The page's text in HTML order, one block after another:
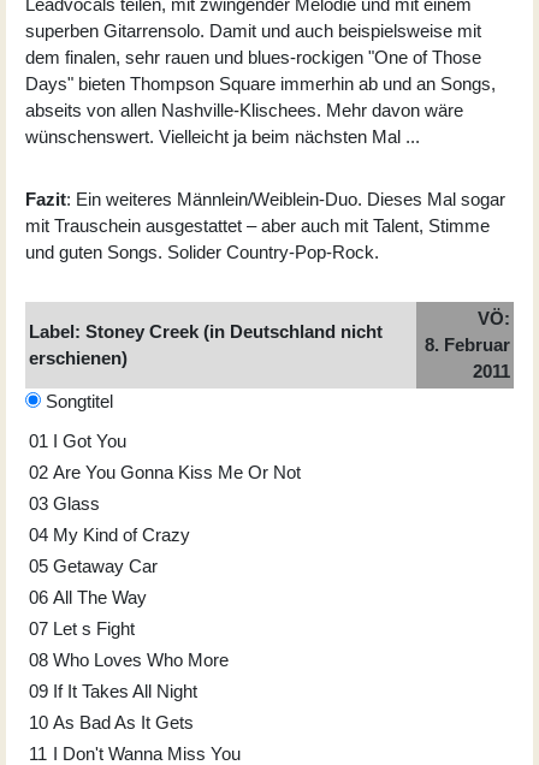
Leadvocals teilen, mit zwingender Melodie und mit einem
superben Gitarrensolo. Damit und auch beispielsweise mit
dem finalen, sehr rauen und blues-rockigen "One of Those
Days" bieten Thompson Square immerhin ab und an Songs,
abseits von allen Nashville-Klischees. Mehr davon wäre
wünschenswert. Vielleicht ja beim nächsten Mal ...
Fazit: Ein weiteres Männlein/Weiblein-Duo. Dieses Mal sogar
mit Trauschein ausgestattet – aber auch mit Talent, Stimme
und guten Songs. Solider Country-Pop-Rock.
Label: Stoney Creek (in Deutschland nicht
erschienen)
VÖ:
8. Februar
2011
Songtitel
01 I Got You
02 Are You Gonna Kiss Me Or Not
03 Glass
04 My Kind of Crazy
05 Getaway Car
06 All The Way
07 Let s Fight
08 Who Loves Who More
09 If It Takes All Night
10 As Bad As It Gets
11 I Don't Wanna Miss You